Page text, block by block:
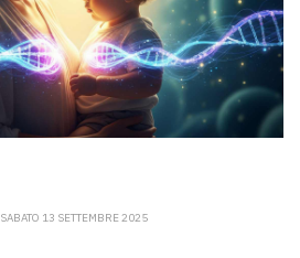
SABATO 13 SETTEMBRE 2025